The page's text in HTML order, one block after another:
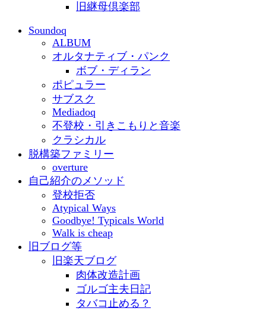
旧継母倶楽部
Soundoq
ALBUM
オルタナティブ・パンク
ボブ・ディラン
ポピュラー
サブスク
Mediadoq
不登校・引きこもりと音楽
クラシカル
脱構築ファミリー
overture
自己紹介のメソッド
登校拒否
Atypical Ways
Goodbye! Typicals World
Walk is cheap
旧ブログ等
旧楽天ブログ
肉体改造計画
ゴルゴ主夫日記
タバコ止める？